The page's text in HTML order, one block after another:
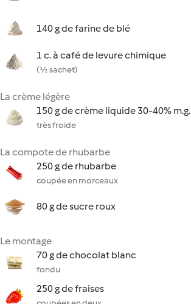
140 g de farine de blé
1 c. à café de levure chimique
(½ sachet)
La crème légère
150 g de crème liquide 30-40% m.g.
très froide
La compote de rhubarbe
250 g de rhubarbe
coupée en morceaux
80 g de sucre roux
Le montage
70 g de chocolat blanc
fondu
250 g de fraises